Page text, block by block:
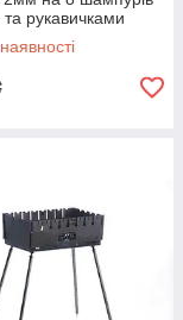
рукавичками